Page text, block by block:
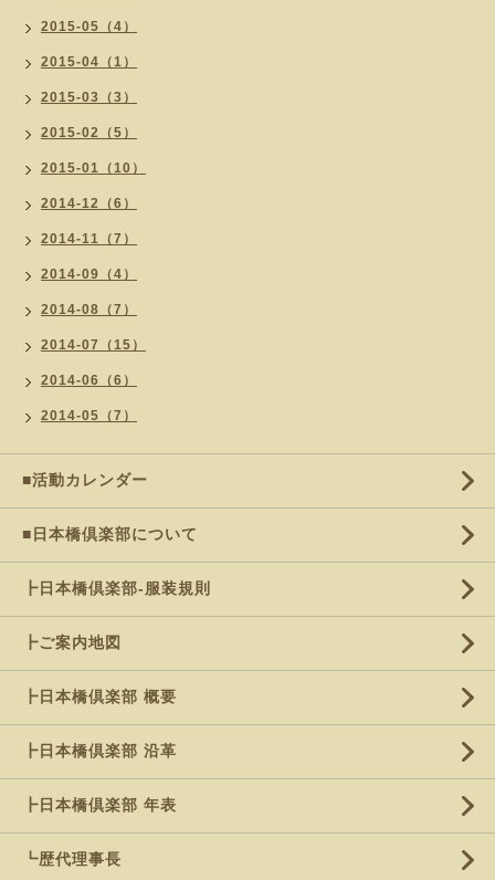
2015-05（4）
2015-04（1）
2015-03（3）
2015-02（5）
2015-01（10）
2014-12（6）
2014-11（7）
2014-09（4）
2014-08（7）
2014-07（15）
2014-06（6）
2014-05（7）
■活動カレンダー
■日本橋倶楽部について
┣日本橋倶楽部-服装規則
┣ご案内地図
┣日本橋倶楽部 概要
┣日本橋倶楽部 沿革
┣日本橋倶楽部 年表
┗歴代理事長